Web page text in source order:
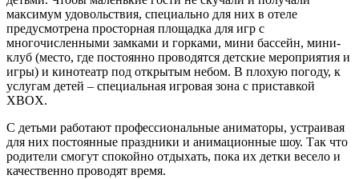
максимум удовольствия, специально для них в отеле
предусмотрена просторная площадка для игр с
многочисленными замками и горками, мини бассейн, мини-
клуб (место, где постоянно проводятся детские мероприятия и
игры) и кинотеатр под открытым небом. В плохую погоду, к
услугам детей – специальная игровая зона с приставкой
XBOX.
С детьми работают профессиональные аниматоры, устраивая
для них постоянные праздники и анимационные шоу. Так что
родители смогут спокойно отдыхать, пока их детки весело и
качественно проводят время.